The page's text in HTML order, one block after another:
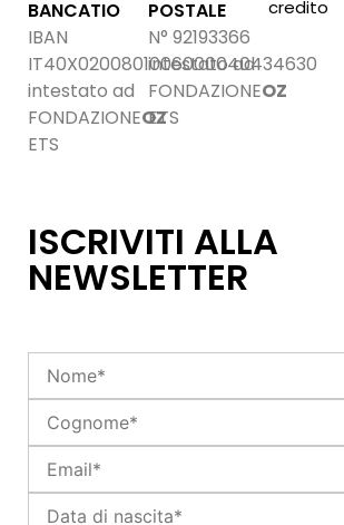
BANCATIO
IBAN
IT40X0200801006000040434630
intestato ad
FONDAZIONEOZ
ETS
POSTALE
N° 92193366
intestato ad
FONDAZIONEOZ
ETS
credito
ISCRIVITI ALLA
NEWSLETTER